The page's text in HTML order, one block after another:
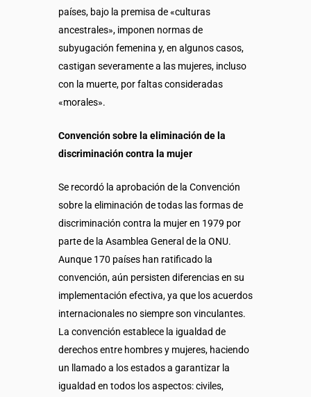
países, bajo la premisa de «culturas
ancestrales», imponen normas de
subyugación femenina y, en algunos casos,
castigan severamente a las mujeres, incluso
con la muerte, por faltas consideradas
«morales».
Convención sobre la eliminación de la
discriminación contra la mujer
Se recordó la aprobación de la Convención
sobre la eliminación de todas las formas de
discriminación contra la mujer en 1979 por
parte de la Asamblea General de la ONU.
Aunque 170 países han ratificado la
convención, aún persisten diferencias en su
implementación efectiva, ya que los acuerdos
internacionales no siempre son vinculantes.
La convención establece la igualdad de
derechos entre hombres y mujeres, haciendo
un llamado a los estados a garantizar la
igualdad en todos los aspectos: civiles,